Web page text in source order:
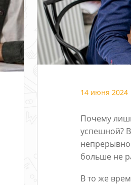
14 июня 2024
Почему
успешной?
больше не
В то же